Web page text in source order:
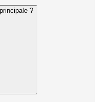
?